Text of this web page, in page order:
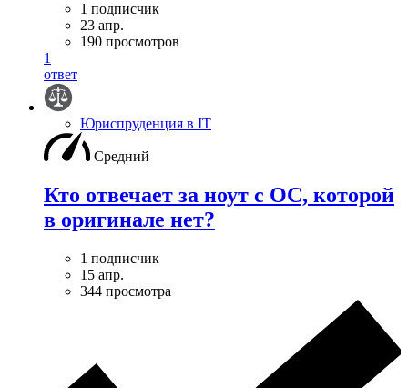
1 подписчик
23 апр.
190 просмотров
1
ответ
Юриспруденция в IT
Средний
Кто отвечает за ноут с ОС, которой
в оригинале нет?
1 подписчик
15 апр.
344 просмотра